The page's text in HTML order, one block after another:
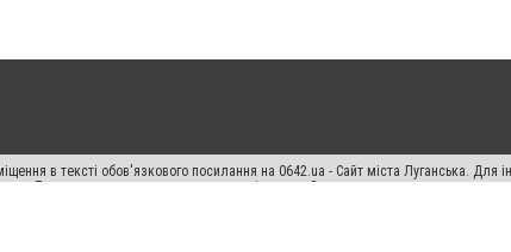
в тексті обов'язкового посилання на 0642.ua - Сайт міста Луганська.
Порушення виняткових прав переслідується Законом.